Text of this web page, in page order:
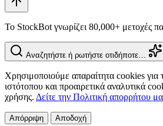
Το StockBot γνωρίζει 80,000+ μετοχές
Αναζητήστε ή ρωτήστε οτιδήποτε…
Χρησιμοποιούμε απαραίτητα cookies για
ιστότοπου και προαιρετικά αναλυτικά
χρήσης. Δείτε την Πολιτική απορρήτου
Απόρριψη Αποδοχή